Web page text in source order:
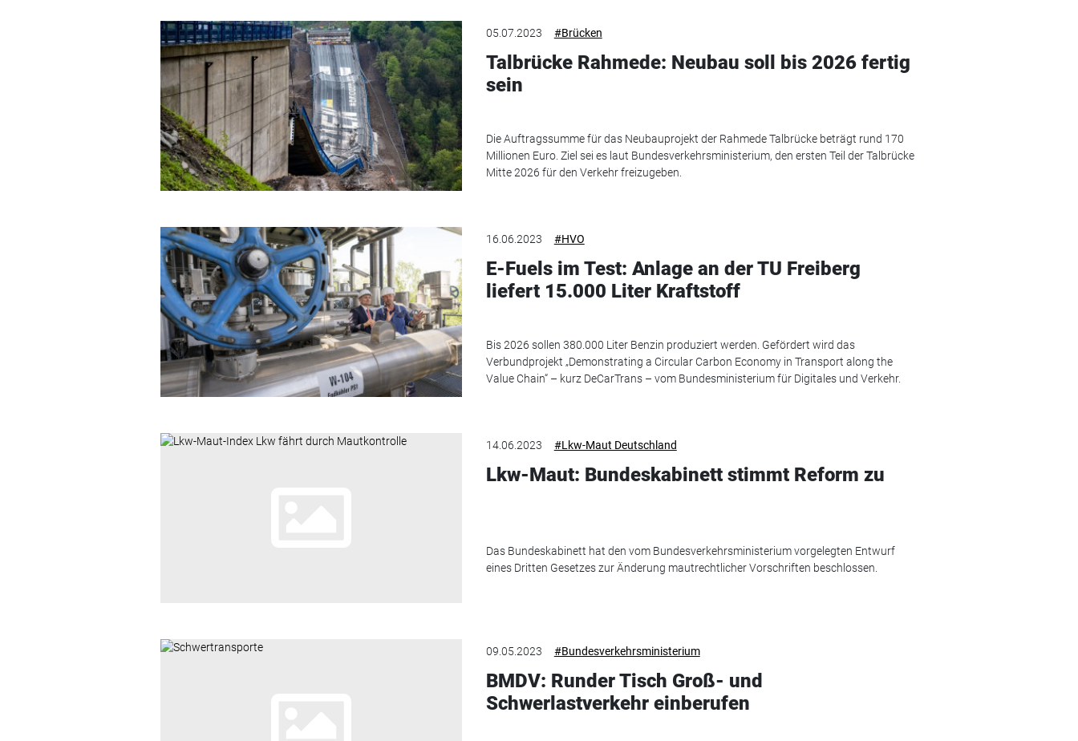
05.07.2023 #Brücken
Talbrücke Rahmede: Neubau soll bis 2026 fertig
sein
Die Auftragssumme für das Neubauprojekt der Rahmede Talbrücke beträgt rund 170
Millionen Euro. Ziel sei es laut Bundesverkehrsministerium, den ersten Teil der Talbrücke
Mitte 2026 für den Verkehr freizugeben.
16.06.2023 #HVO
E-Fuels im Test: Anlage an der TU Freiberg
liefert 15.000 Liter Kraftstoff
Bis 2026 sollen 380.000 Liter Benzin produziert werden. Gefördert wird das
Verbundprojekt „Demonstrating a Circular Carbon Economy in Transport along the
Value Chain“ – kurz DeCarTrans – vom Bundesministerium für Digitales und Verkehr.
14.06.2023 #Lkw-Maut Deutschland
Lkw-Maut: Bundeskabinett stimmt Reform zu
Das Bundeskabinett hat den vom Bundesverkehrsministerium vorgelegten Entwurf
eines Dritten Gesetzes zur Änderung mautrechtlicher Vorschriften beschlossen.
09.05.2023 #Bundesverkehrsministerium
BMDV: Runder Tisch Groß- und
Schwerlastverkehr einberufen